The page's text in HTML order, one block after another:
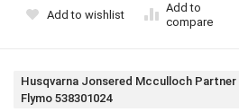
Add to wishlist
Add to
compare
Tag:
Husqvarna Jonsered Mcculloch Partner
Flymo 538301024